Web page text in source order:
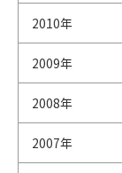
2010年
2009年
2008年
2007年